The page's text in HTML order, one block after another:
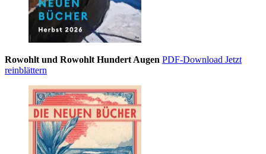
Rowohlt und Rowohlt Hundert Augen PDF-Download Jetzt
reinblättern